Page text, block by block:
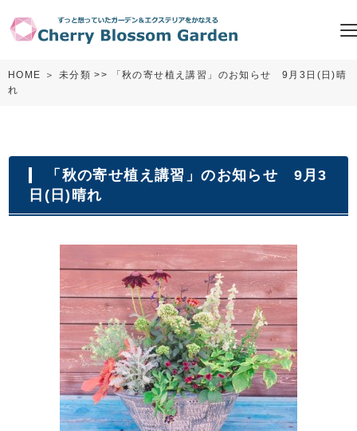
HOME ＞ 未分類 >> 「秋の寄せ植え講習」のお知らせ 9月3日(日)晴
れ
「秋の寄せ植え講習」のお知らせ 9月3
日(日)晴れ